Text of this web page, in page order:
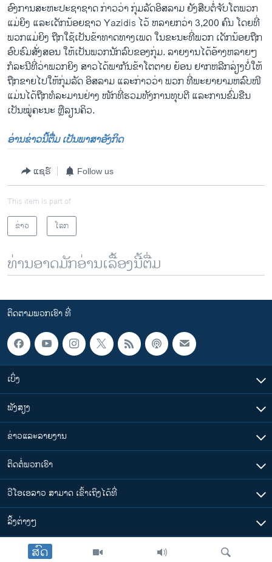
ສົດ
ອົງການ​ສະຫະ​ປະຊາ​ຊາດ ​ກ່າວ​ວ່າ ກຸ່ມ​ລັດ​ອິສລາມ ​ຍັງ​ສືບ​ຕໍ່​ຈັບ​ໂຕ​ພວກ​
ແມ່ຍິງ ແລະ​ເດັກນ້ອຍຊາວ Yazidis ​ໄວ້ ຫລາຍ​ກວ່າ 3,200 ຄົນ ​ໂດຍ​ທີ່​
ພວກ​ແມ່ຍິງ ​ຖືກ​ໃຊ້​ເປັນ​ຂ້າ​ທາດ​ທາງ​ເພດ ໃນ​ຂະນະ​ທີ່​ພວກ ​ເດັກນ້ອຍ​ຖືກ​
ອົບຮົມ​ສັ່ງສອນ ​ໃຫ້​ເປັນ​ພວກ​ນັກ​ລົບ​ຂອງ​ກຸ່ມ.​ ລາຍ​ງານ​ໄດ້​ອ້າງ​ຫລາຍໆ ​
ກໍລະນີ​ທີ່​ວ່າ​ພວກ​ຍິງ ​ສາວ​ໄດ້​ພາກັນ​ຂ້າ​ໂຕ​ຕາຍ ຍ້ອນ ຢາກ​ຫລີກ​ລ່ຽງບໍ່​ໃຫ້​
ຖືກ​ຂາຍ​ໄປໃຫ້​ກຸ່ມ​ລັດ ​ອິສລາມ ​ແລະ​ກ່າວ​ວ່າ ພວກ ທີ່​ພະຍາຍາມ​ຫລົບໜີ​
ແມ່ນ​ໄດ້​ຖືກ​ທໍລະມານ​ຢ່າງ ​ໜັກທີ່​ຮວມທັງ​ການ​ທຸບ​ຕີ ​ແລະການ​ຂົ່ມຂືນ​
ເປັນ​ໝູ່​ຄະນະ ​ຫຼື​ລຽນ​ຄິວ.
ອ່ານຂ່າວນີ້ຕື່ມ ເປັນພາສາອັງກິດ
ແຊຣ໌ Follow us
This item is part of
ຂ່າວ
ໂລກ
ທ່ານອາດມັກອ່ານເລື້ອງນີ້ຕື່ມ
ຕິດຕາມພວກເຮົາ ທີ່
ເບິ່ງ
ຟັງສຽງ
ຂ່າວແລະລາຍງານ
ຕິດຕໍ່ພວກເຮົາ
ວີໂອເອລາວ ສາມາດ ເຂົ້າເຖິງໄດ້ທີ່
​ລິ້ງ​ຕ່າງໆ
ຕາມເວລາໃນລາວ